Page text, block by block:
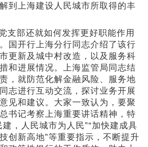
到上海建设人民城市所取得的丰
支部还就如何发挥更好职能作用
国开行上海分行同志介绍了该行
更新及城中村改造，以及服务科
和进展情况。上海监管局同志结
，就防范化解金融风险、服务地
志进行互动交流，探讨业务开展
见和建议。大家一致认为，要聚
书记考察上海重要讲话精神，特
，人民城市为人民”“加快建成具
创新高地”等重要指示，不断提升